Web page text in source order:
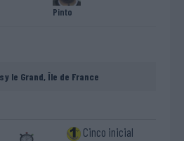
Pinto
le Grand, Île de France
Cinco inicial